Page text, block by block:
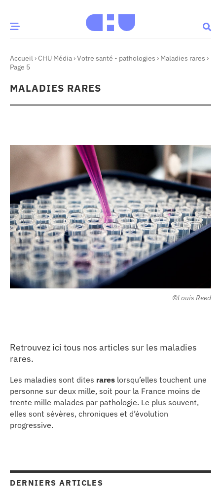
MOMENT
Innovation
& patrimoine Patient
ce qu’un CHU ?
des CHU
articles
au CHU
& patrimoine
écologique
Accueil › CHU Média ›Votre santé - pathologies › Maladies rares ›
Page 5
MALADIES RARES
©Louis Reed
Retrouvez ici tous nos articles sur les maladies
rares.
Les maladies sont dites rares lorsqu’elles touchent une
personne sur deux mille, soit pour la France moins de
trente mille malades par pathologie. Le plus souvent,
elles sont sévères, chroniques et d’évolution
progressive.
DERNIERS ARTICLES